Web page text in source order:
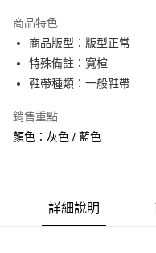
合作金庫商業銀行
華南商業銀行
上海商業儲蓄銀行
國泰世華商業銀行
匯豐（台灣）商業銀行
聯邦商業銀行
台灣樂天信用卡公司
超商取貨付款
LINE Pay
街口支付
AFTEE先享後付
商品特色
商品版型：版型正常
特殊備註：寬楦
鞋帶種類：一般鞋帶
銷售重點
顏色：灰色 / 藍色
詳細說明